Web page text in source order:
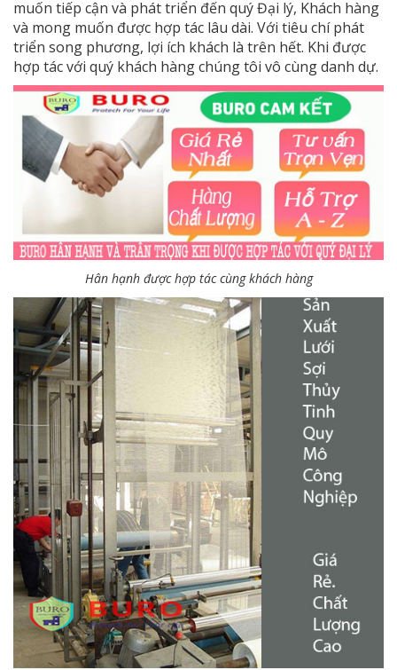
muốn tiếp cận và phát triển đến quý Đại lý, Khách hàng
và mong muốn được hợp tác lâu dài. Với tiêu chí phát
triển song phương, lợi ích khách là trên hết. Khi được
hợp tác với quý khách hàng chúng tôi vô cùng danh dự.
Hân hạnh được hợp tác cùng khách hàng